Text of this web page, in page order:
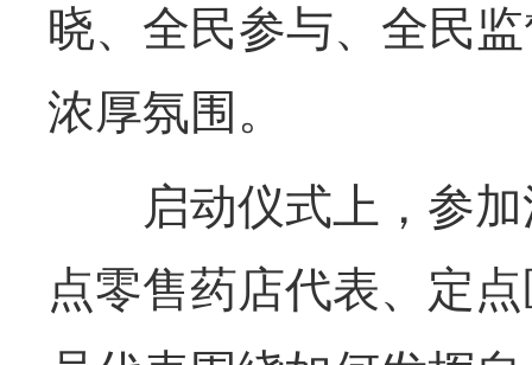
晓、全民参与、全民
浓厚氛围。
启动仪式上，参加
点零售药店代表、定